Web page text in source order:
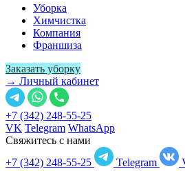
Уборка
Химчистка
Компания
Франшиза
Заказать уборку
→ Личный кабинет
+7 (342) 248-55-25
VK Telegram WhatsApp
Свяжитесь с нами
+7 (342) 248-55-25
Telegram